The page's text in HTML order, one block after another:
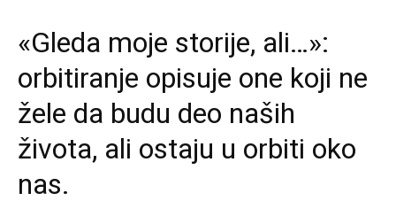
«Gleda moje storije, ali…»:
orbitiranje opisuje one koji ne
žele da budu deo naših
života, ali ostaju u orbiti oko
nas.